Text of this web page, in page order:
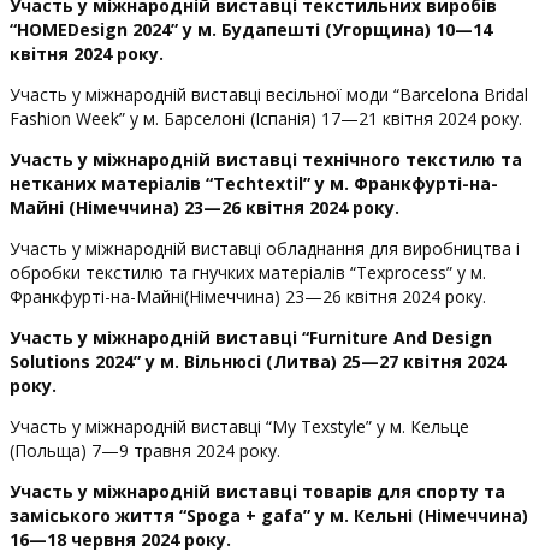
Участь у міжнародній виставці текстильних виробів
“HOMEDesign 2024” у м. Будапешті (Угорщина) 10—14
квітня 2024 року.
Участь у міжнародній виставці весільної моди “Barcelona Bridal
Fashion Week” у м. Барселоні (Іспанія) 17—21 квітня 2024 року.
Участь у міжнародній виставці технічного текстилю та
нетканих матеріалів “Techtextil” у м. Франкфурті-на-
Майні (Німеччина) 23—26 квітня 2024 року.
Участь у міжнародній виставці обладнання для виробництва і
обробки текстилю та гнучких матеріалів “Texprocess” у м.
Франкфурті-на-Майні(Німеччина) 23—26 квітня 2024 року.
Участь у міжнародній виставці “Furniture And Design
Solutions 2024” у м. Вільнюсі (Литва) 25—27 квітня 2024
року.
Участь у міжнародній виставці “My Texstyle” у м. Кельце
(Польща) 7—9 травня 2024 року.
Участь у міжнародній виставці товарів для спорту та
заміського життя “Spoga + gafa” у м. Кельні (Німеччина)
16—18 червня 2024 року.